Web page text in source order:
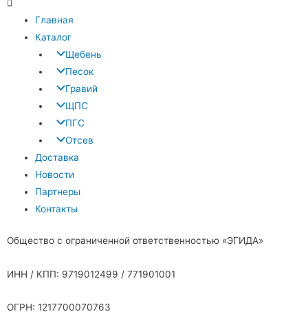
Главная
Каталог
Щебень
Песок
Гравий
ЩПС
ПГС
Отсев
Доставка
Новости
Партнеры
Контакты
Общество с ограниченной ответственностью «ЭГИДА»
ИНН / КПП: 9719012499 / 771901001
ОГРН: 1217700070763